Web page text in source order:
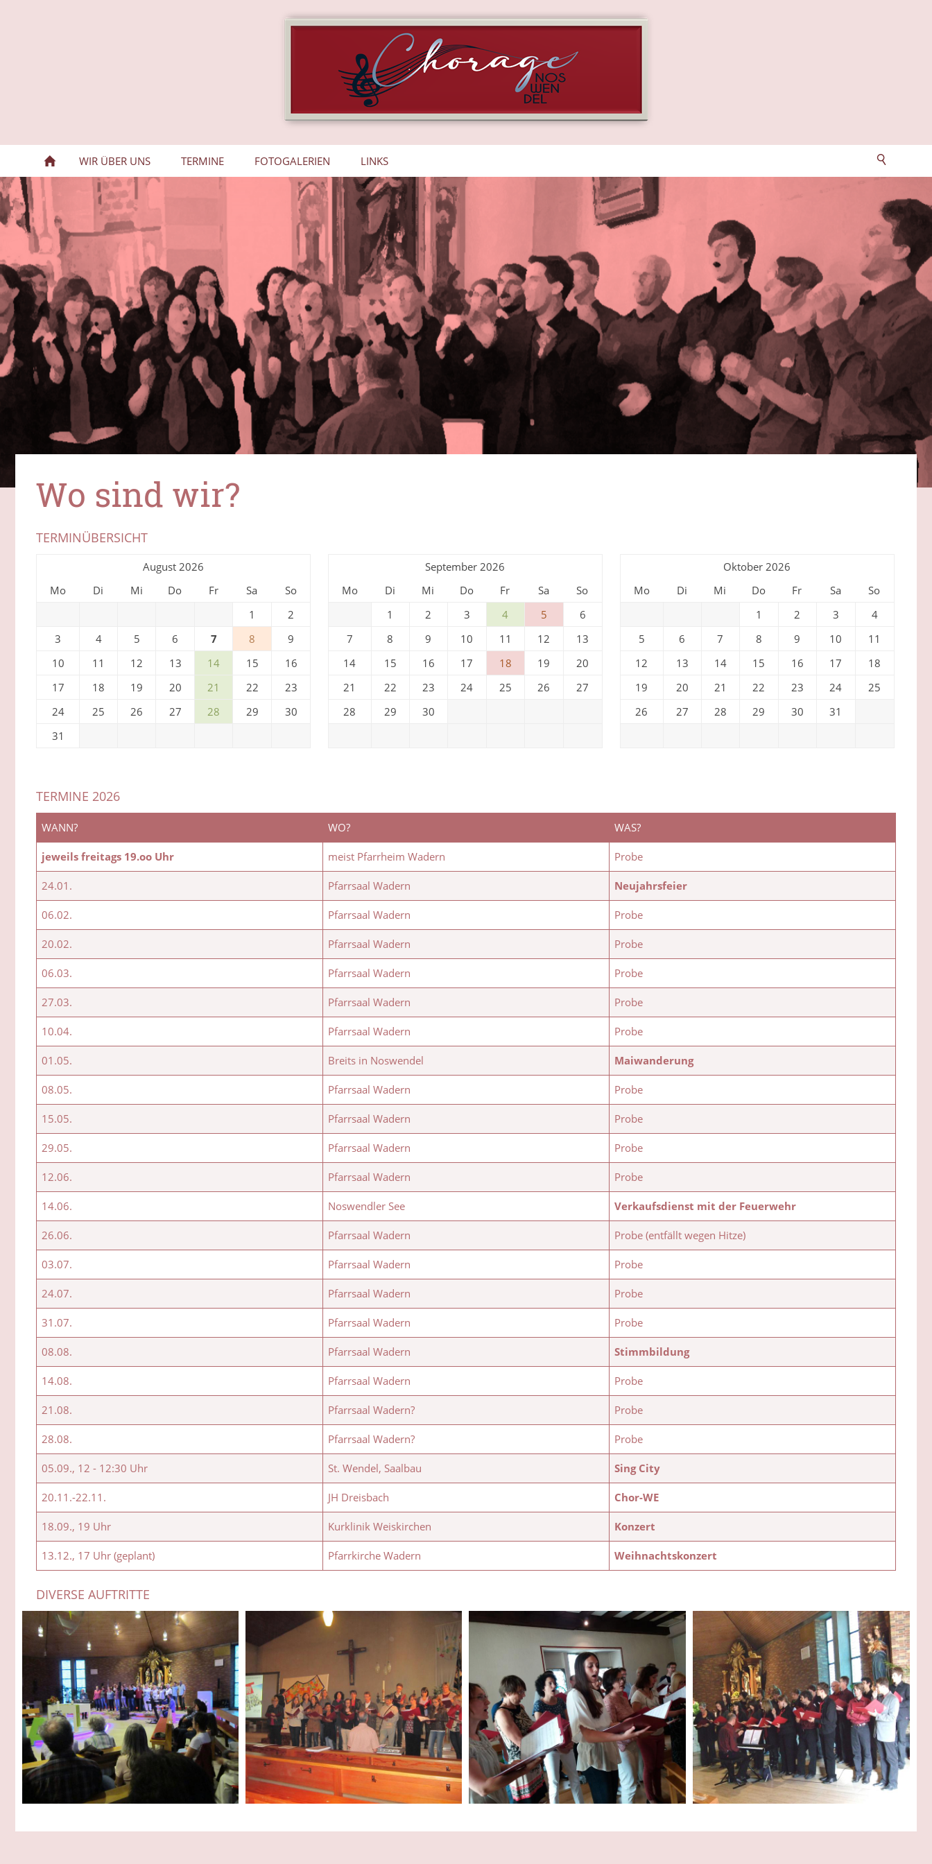
WIR ÜBER UNS TERMINE FOTOGALERIEN LINKS
Wo sind wir?
TERMINÜBERSICHT
August 2026
Mo
Di Mi Do Fr Sa
So
1
2
3
4 5 6 7 8
9
10
11 12 13 14 15
16
17
18 19 20 21 22
23
24
25 26 27 28 29
30
31
September 2026
Mo
Di Mi Do Fr Sa
So
1
2 3 4 5
6
7
8 9 10 11 12
13
14
15 16 17 18 19
20
21
22 23 24 25 26
27
28
29 30
Oktober 2026
Mo
Di Mi Do Fr Sa
So
1
2 3
4
5
6 7 8 9 10
11
12
13 14 15 16 17
18
19
20 21 22 23 24
25
26
27 28 29 30 31
TERMINE 2026
WANN? WO? WAS?
jeweils freitags 19.oo Uhr meist Pfarrheim Wadern Probe
24.01. Pfarrsaal Wadern Neujahrsfeier
06.02. Pfarrsaal Wadern Probe
20.02. Pfarrsaal Wadern Probe
06.03. Pfarrsaal Wadern Probe
27.03. Pfarrsaal Wadern Probe
10.04. Pfarrsaal Wadern Probe
01.05. Breits in Noswendel Maiwanderung
08.05. Pfarrsaal Wadern Probe
15.05. Pfarrsaal Wadern Probe
29.05. Pfarrsaal Wadern Probe
12.06. Pfarrsaal Wadern Probe
14.06. Noswendler See Verkaufsdienst mit der Feuerwehr
26.06. Pfarrsaal Wadern Probe (entfällt wegen Hitze)
03.07. Pfarrsaal Wadern Probe
24.07. Pfarrsaal Wadern Probe
31.07. Pfarrsaal Wadern Probe
08.08. Pfarrsaal Wadern Stimmbildung
14.08. Pfarrsaal Wadern Probe
21.08. Pfarrsaal Wadern? Probe
28.08. Pfarrsaal Wadern? Probe
05.09., 12 - 12:30 Uhr St. Wendel, Saalbau Sing City
20.11.-22.11. JH Dreisbach Chor-WE
18.09., 19 Uhr Kurklinik Weiskirchen Konzert
13.12., 17 Uhr (geplant) Pfarrkirche Wadern Weihnachtskonzert
DIVERSE AUFTRITTE